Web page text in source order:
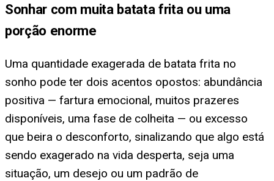
Sonhar com muita batata frita ou uma
porção enorme
Uma quantidade exagerada de batata frita no
sonho pode ter dois acentos opostos: abundância
positiva — fartura emocional, muitos prazeres
disponíveis, uma fase de colheita — ou excesso
que beira o desconforto, sinalizando que algo está
sendo exagerado na vida desperta, seja uma
situação, um desejo ou um padrão de